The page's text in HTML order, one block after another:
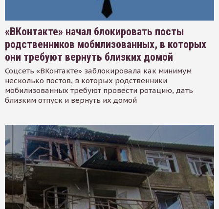
«ВКонтакте» начал блокировать посты
родственников мобилизованных, в которых
они требуют вернуть близких домой
Соцсеть «ВКонтакте» заблокировала как минимум
несколько постов, в которых родственники
мобилизованных требуют провести ротацию, дать
близким отпуск и вернуть их домой